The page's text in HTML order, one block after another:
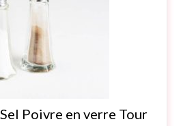
Poivre en verre Tour